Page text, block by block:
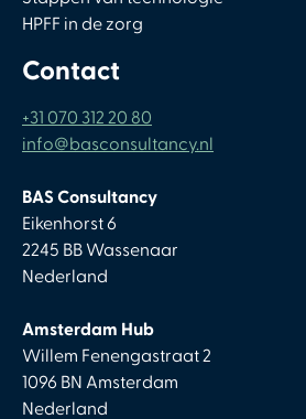
HPFF in de zorg
Contact
+31 070 312 20 80
info@basconsultancy.nl
BAS Consultancy
Eikenhorst 6
2245 BB Wassenaar
Nederland
Amsterdam Hub
Willem Fenengastraat 2
1096 BN Amsterdam
Nederland